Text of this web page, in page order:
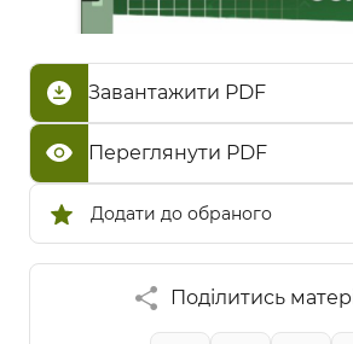
Додати до обраного
Завантажити PDF
Переглянути PDF
Поділитись